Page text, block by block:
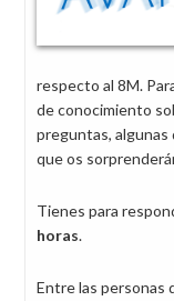
respecto al 8M.
de conocimiento
preguntas,
que os
Tienes para
horas.
Entre las personas